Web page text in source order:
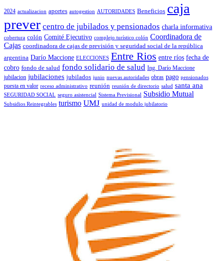
2024 actualizacion aportes autogestion AUTORIDADES Beneficios caja
prever centro de jubilados y pensionados charla informativa
cobertura colón Comité Ejecutivo complejo turístico colón Coordinadora de
Cajas coordinadora de cajas de previsión y seguridad social de la república
argentina Darío Maccione ELECCIONES Entre Rios entre ríos fecha de
cobro fondo de salud fondo solidario de salud Ing. Darío Maccione
jubilacion jubilaciones jubilados junio nuevas autoridades obras pago pensionados
puesta en valor receso administrativo reunión reunión de directorio salud santa ana
SEGURIDAD SOCIAL seguro asistencial Sistema Previsional Subsidio Mutual
Subsidios Reintegrables turismo UMJ unidad de modulo jubilatorio